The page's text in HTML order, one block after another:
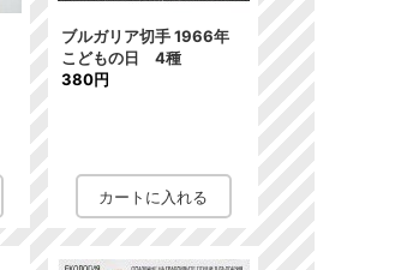
ブルガリア切手 1966年
こどもの日 4種
380円